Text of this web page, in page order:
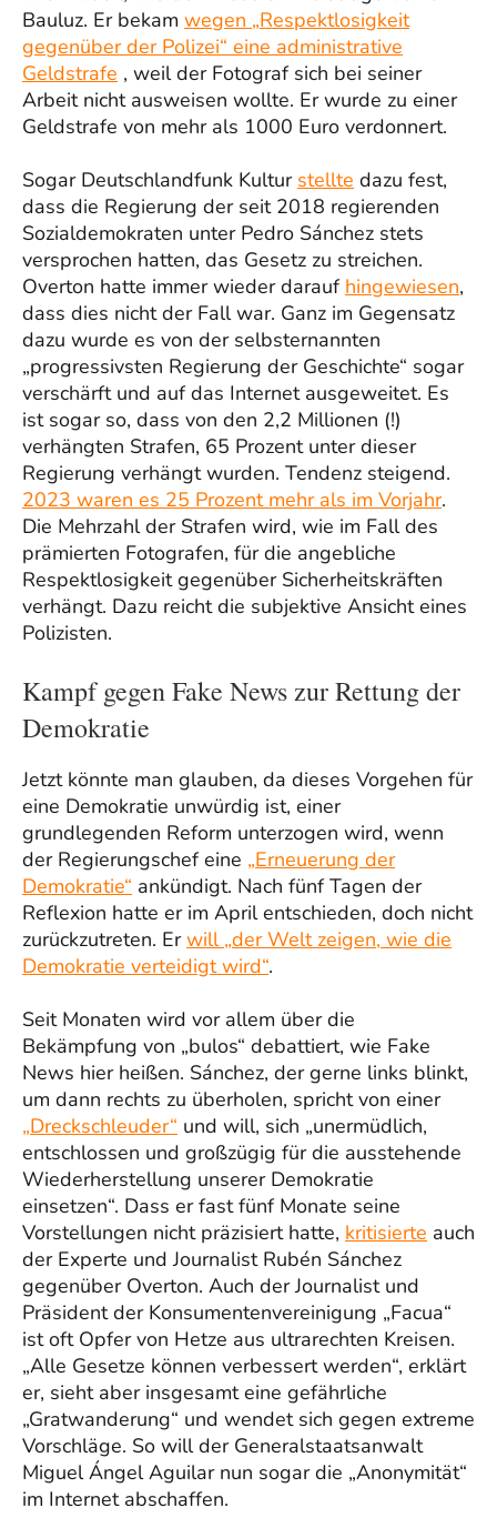
Bauluz. Er bekam wegen „Respektlosigkeit
gegenüber der Polizei“ eine administrative
Geldstrafe , weil der Fotograf sich bei seiner
Arbeit nicht ausweisen wollte. Er wurde zu einer
Geldstrafe von mehr als 1000 Euro verdonnert.
Sogar Deutschlandfunk Kultur stellte dazu fest,
dass die Regierung der seit 2018 regierenden
Sozialdemokraten unter Pedro Sánchez stets
versprochen hatten, das Gesetz zu streichen.
Overton hatte immer wieder darauf hingewiesen,
dass dies nicht der Fall war. Ganz im Gegensatz
dazu wurde es von der selbsternannten
„progressivsten Regierung der Geschichte“ sogar
verschärft und auf das Internet ausgeweitet. Es
ist sogar so, dass von den 2,2 Millionen (!)
verhängten Strafen, 65 Prozent unter dieser
Regierung verhängt wurden. Tendenz steigend.
2023 waren es 25 Prozent mehr als im Vorjahr.
Die Mehrzahl der Strafen wird, wie im Fall des
prämierten Fotografen, für die angebliche
Respektlosigkeit gegenüber Sicherheitskräften
verhängt. Dazu reicht die subjektive Ansicht eines
Polizisten.
Kampf gegen Fake News zur Rettung der
Demokratie
Jetzt könnte man glauben, da dieses Vorgehen für
eine Demokratie unwürdig ist, einer
grundlegenden Reform unterzogen wird, wenn
der Regierungschef eine „Erneuerung der
Demokratie“ ankündigt. Nach fünf Tagen der
Reflexion hatte er im April entschieden, doch nicht
zurückzutreten. Erwill „der Welt zeigen, wie die
Demokratie verteidigt wird“.
Seit Monaten wird vor allem über die
Bekämpfung von „bulos“ debattiert, wie Fake
News hier heißen. Sánchez, der gerne links blinkt,
um dann rechts zu überholen, spricht von einer
„Dreckschleuder“ und will, sich „unermüdlich,
entschlossen und großzügig für die ausstehende
Wiederherstellung unserer Demokratie
einsetzen“. Dass er fast fünf Monate seine
Vorstellungen nicht präzisiert hatte, kritisierte auch
der Experte und Journalist Rubén Sánchez
gegenüber Overton. Auch der Journalist und
Präsident der Konsumentenvereinigung „Facua“
ist oft Opfer von Hetze aus ultrarechten Kreisen.
„Alle Gesetze können verbessert werden“, erklärt
er, sieht aber insgesamt eine gefährliche
„Gratwanderung“ und wendet sich gegen extreme
Vorschläge. So will der Generalstaatsanwalt
Miguel Ángel Aguilar nun sogar die „Anonymität“
im Internet abschaffen.